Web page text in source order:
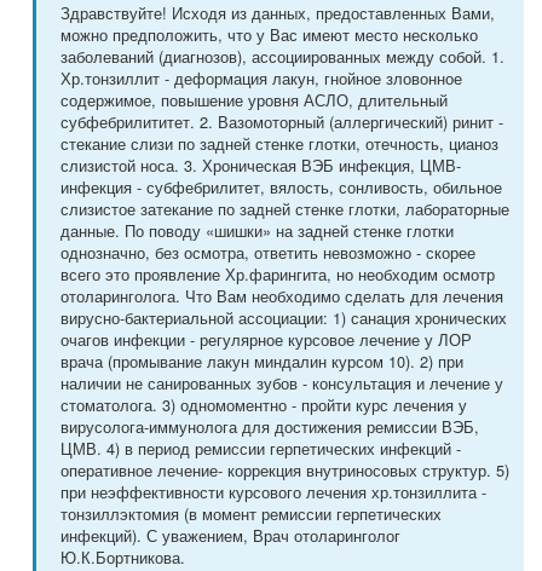
Здравствуйте! Исходя из данных, предоставленных Вами,
можно предположить, что у Вас имеют место несколько
заболеваний (диагнозов), ассоциированных между собой. 1.
Хр.тонзиллит - деформация лакун, гнойное зловонное
содержимое, повышение уровня АСЛО, длительный
субфебрилититет. 2. Вазомоторный (аллергический) ринит -
стекание слизи по задней стенке глотки, отечность, цианоз
слизистой носа. 3. Хроническая ВЭБ инфекция, ЦМВ-
инфекция - субфебрилитет, вялость, сонливость, обильное
слизистое затекание по задней стенке глотки, лабораторные
данные. По поводу «шишки» на задней стенке глотки
однозначно, без осмотра, ответить невозможно - скорее
всего это проявление Хр.фарингита, но необходим осмотр
отоларинголога. Что Вам необходимо сделать для лечения
вирусно-бактериальной ассоциации: 1) санация хронических
очагов инфекции - регулярное курсовое лечение у ЛОР
врача (промывание лакун миндалин курсом 10). 2) при
наличии не санированных зубов - консультация и лечение у
стоматолога. 3) одномоментно - пройти курс лечения у
вирусолога-иммунолога для достижения ремиссии ВЭБ,
ЦМВ. 4) в период ремиссии герпетических инфекций -
оперативное лечение- коррекция внутриносовых структур. 5)
при неэффективности курсового лечения хр.тонзиллита -
тонзиллэктомия (в момент ремиссии герпетических
инфекций). С уважением, Врач отоларинголог
Ю.К.Бортникова.